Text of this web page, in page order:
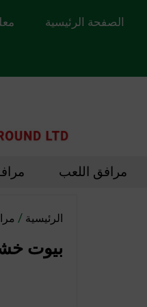
الصفحة الرئيسية
مرافق اللعب
الرئيسية /
بيوت